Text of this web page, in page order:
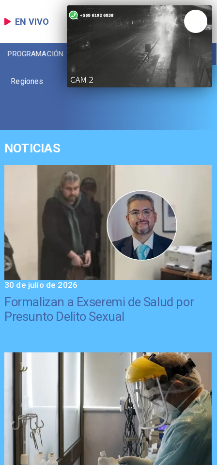
EN VIVO
PROGRAMACIÓN DEPORTES
Regiones
NOTICIAS
Formalizan a Exseremi de Salud por
Presunto Delito Sexual
30 de julio de 2026